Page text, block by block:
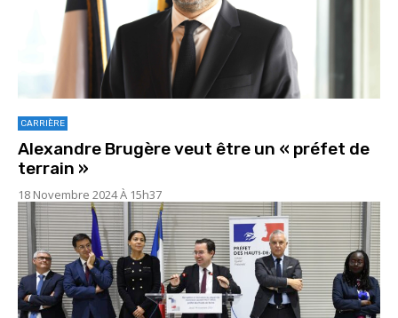
CARRIÈRE
Alexandre Brugère veut être un « préfet de
terrain »
18 Novembre 2024 À 15h37